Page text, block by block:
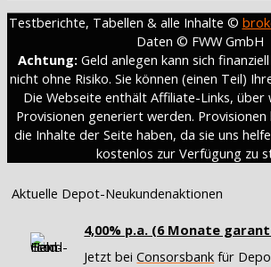
Testberichte, Tabellen & alle Inhalte ©
Daten © FWW GmbH
Achtung: Geld anlegen kann sich
nicht ohne Risiko. Sie können (einen Teil)
Die Webseite enthält Affiliate-Links, über
Provisionen generiert werden. Provisionen
die Inhalte der Seite haben, da sie uns
kostenlos zur Verfügung zu
Aktuelle Depot-Neukundenaktionen
4,00% p.a. (6 Monate
Jetzt beiConsorsbank für